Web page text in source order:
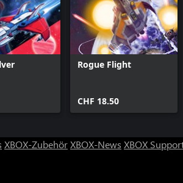
Rogue Flight
CHF 18.50
XBOX-ZubehörXBOX-News XBOX